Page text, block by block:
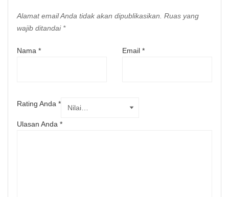
Alamat email Anda tidak akan dipublikasikan. Ruas yang
wajib ditandai *
Nama * Email *
Rating Anda *
Ulasan Anda *